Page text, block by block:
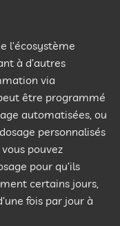
l’écosystème
à d’autres
via
être programmé
automatisées, ou
personnalisés
pouvez
pour qu’ils
certains jours,
fois par jour à